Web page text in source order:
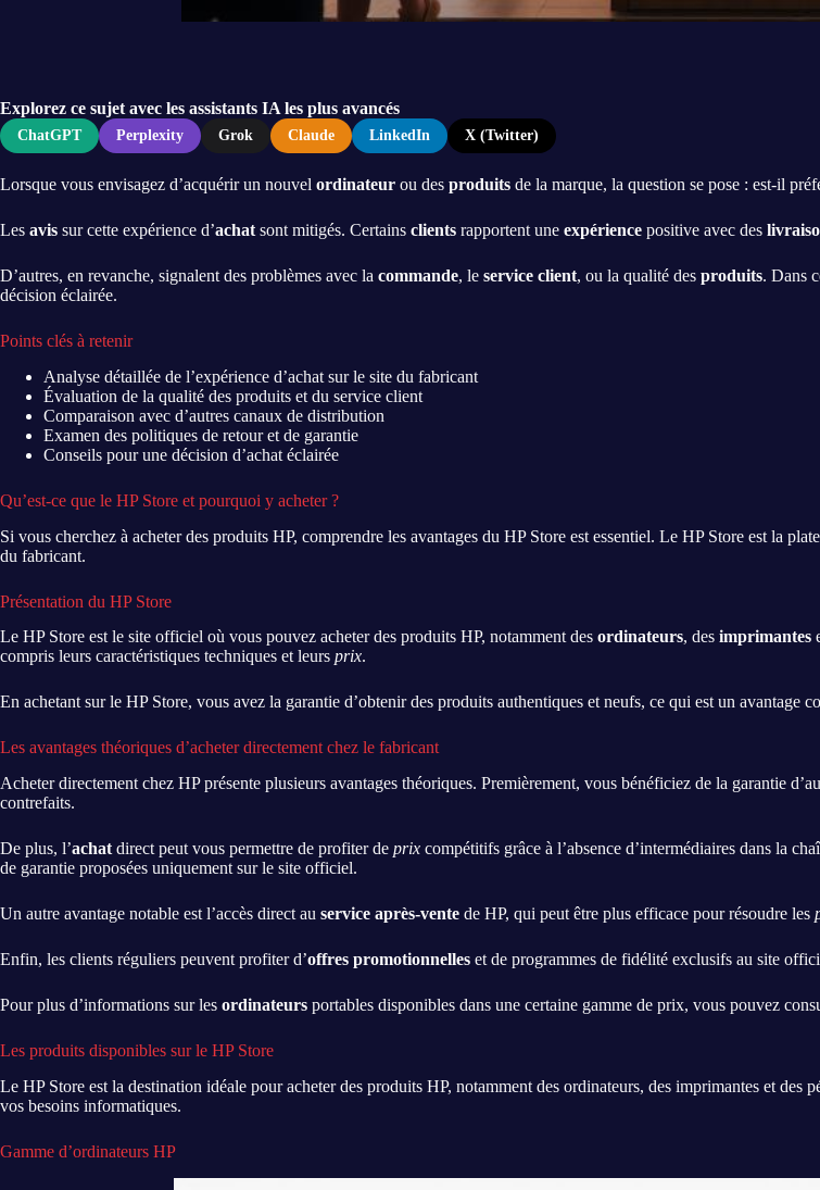
Explorez ce sujet avec les assistants IA les plus avancés
ChatGPT Perplexity Grok Claude LinkedIn X (Twitter)
Lorsque vous envisagez d’acquérir un nouvel ordinateur ou des produits de la marque, la question se pose : est-il
Les avis sur cette expérience d’achat sont mitigés. Certains clients rapportent une expérience positive avec des
D’autres, en revanche, signalent des problèmes avec la commande, le service client, ou la qualité des produits. Dans
décision éclairée.
Points clés à retenir
Analyse détaillée de l’expérience d’achat sur le site du fabricant
Évaluation de la qualité des produits et du service client
Comparaison avec d’autres canaux de distribution
Examen des politiques de retour et de garantie
Conseils pour une décision d’achat éclairée
Qu’est-ce que le HP Store et pourquoi y acheter ?
Si vous cherchez à acheter des produits HP, comprendre les avantages du HP Store est essentiel. Le HP Store est la
du fabricant.
Présentation du HP Store
Le HP Store est le site officiel où vous pouvez acheter des produits HP, notamment des ordinateurs, des imprimantes
compris leurs caractéristiques techniques et leurs prix.
En achetant sur le HP Store, vous avez la garantie d’obtenir des produits authentiques et neufs, ce qui est un avantage
Les avantages théoriques d’acheter directement chez le fabricant
Acheter directement chez HP présente plusieurs avantages théoriques. Premièrement, vous bénéficiez de la garantie
contrefaits.
De plus, l’achat direct peut vous permettre de profiter de prix compétitifs grâce à l’absence d’intermédiaires dans la
de garantie proposées uniquement sur le site officiel.
Un autre avantage notable est l’accès direct au service après-vente de HP, qui peut être plus efficace pour résoudre les
Enfin, les clients réguliers peuvent profiter d’offres promotionnelles et de programmes de fidélité exclusifs au site
Pour plus d’informations sur les ordinateurs portables disponibles dans une certaine gamme de prix, vous pouvez
Les produits disponibles sur le HP Store
Le HP Store est la destination idéale pour acheter des produits HP, notamment des ordinateurs, des imprimantes et
vos besoins informatiques.
Gamme d’ordinateurs HP